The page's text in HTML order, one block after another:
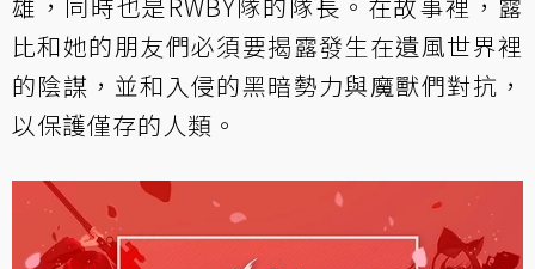
比和她的朋友們必須要揭露發生在遺風世界裡
的陰謀，並和入侵的黑暗勢力與魔獸們對抗，
以保護僅存的人類。